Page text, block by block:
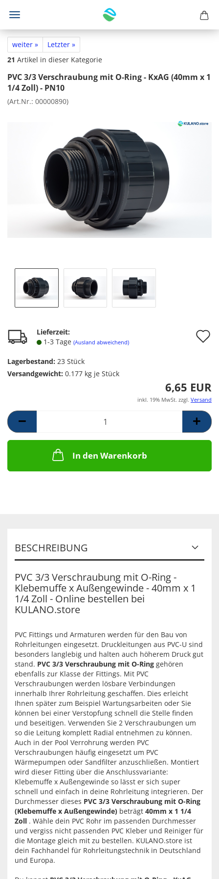
weiter »
Letzter »
21 Artikel in dieser Kategorie
PVC 3/3 Verschraubung mit O-Ring - KxAG (40mm x 1
1/4 Zoll) - PN10
(Art.Nr.: 00000890)
Lieferzeit:
1-3 Tage (Ausland abweichend)
Lagerbestand: 23 Stück
Versandgewicht: 0.177 kg je Stück
6,65 EUR
inkl. 19% MwSt. zzgl. Versand
In den Warenkorb
BESCHREIBUNG
PVC 3/3 Verschraubung mit O-Ring -
Klebemuffe x Außengewinde - 40mm x 1
1/4 Zoll - Online bestellen bei
KULANO.store
PVC Fittings und Armaturen werden für den Bau von
Rohrleitungen eingesetzt. Druckleitungen aus PVC-U sind
besonders langlebig und halten auch höherem Druck gut
stand. PVC 3/3 Verschraubung mit O-Ring gehören
ebenfalls zur Klasse der Fittings. Mit PVC
Verschraubungen werden lösbare Verbindungen
innerhalb Ihrer Rohrleitung geschaffen. Dies erleicht
Ihnen später zum Beispiel Wartungsarbeiten oder Sie
können bei einer Verstopfung schnell die Stelle finden
und beseitigen. Verwenden Sie 2 Verschraubungen um
so die Leitung komplett Radial entnehmen zu können.
Auch in der Pool Verrohrung werden PVC
Verschraubungen häufig eingesetzt um PVC
Wärmepumpen oder Sandfilter anzuschließen. Montiert
wird dieser Fitting über die Anschlussvariante:
Klebemuffe x Außengewinde so lässt er sich super
schnell und einfach in deine Rohrleitung integrieren. Der
Durchmesser dieses PVC 3/3 Verschraubung mit O-Ring
(Klebemuffe x Außengewinde) beträgt 40mm x 1 1/4
Zoll . Wähle dein PVC Rohr im passenden Durchmesser
und vergiss nicht passenden PVC Kleber und Reiniger für
die Montage gleich mit zu bestellen. KULANO.store ist
dein Fachhandel für Rohrleitungstechnik in Deutschland
und Europa.